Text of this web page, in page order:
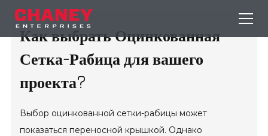
Как выбрать Оцинкованная
Сетка-Рабица для вашего
проекта?
Выбор оцинкованной сетки-рабицы может
показаться переносной крышкой. Однако